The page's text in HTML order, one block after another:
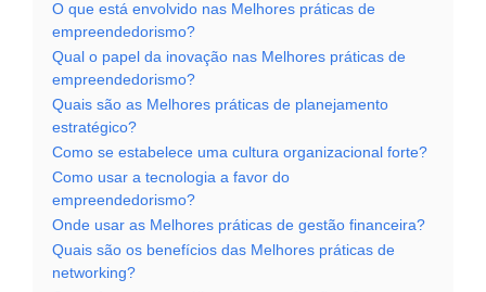
O que está envolvido nas Melhores práticas de
empreendedorismo?
Qual o papel da inovação nas Melhores práticas de
empreendedorismo?
Quais são as Melhores práticas de planejamento
estratégico?
Como se estabelece uma cultura organizacional forte?
Como usar a tecnologia a favor do
empreendedorismo?
Onde usar as Melhores práticas de gestão financeira?
Quais são os benefícios das Melhores práticas de
networking?